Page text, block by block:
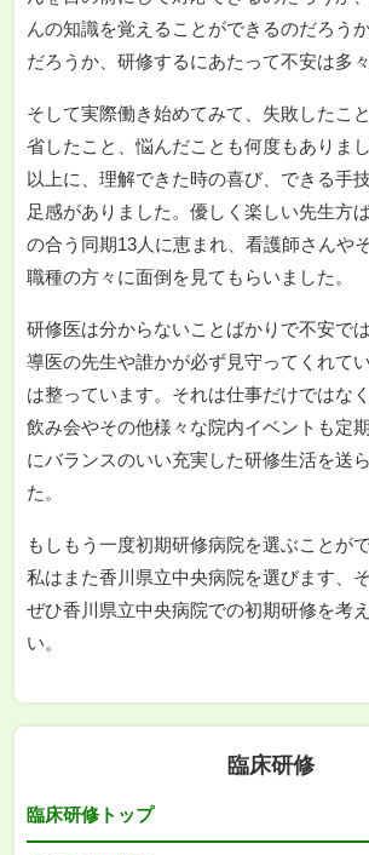
んの知識を覚えることができるのだろう
だろうか、研修するにあたって不安は多
そして実際働き始めてみて、失敗したこ
省したこと、悩んだことも何度もありま
以上に、理解できた時の喜び、できる手
足感がありました。優しく楽しい先生方
の合う同期13人に恵まれ、看護師さんや
職種の方々に面倒を見てもらいました。
研修医は分からないことばかりで不安で
導医の先生や誰かが必ず見守ってくれて
は整っています。それは仕事だけではな
飲み会やその他様々な院内イベントも定
にバランスのいい充実した研修生活を送
た。
もしもう一度初期研修病院を選ぶことが
私はまた香川県立中央病院を選びます、
ぜひ香川県立中央病院での初期研修を考
い。
臨床研修
臨床研修トップ